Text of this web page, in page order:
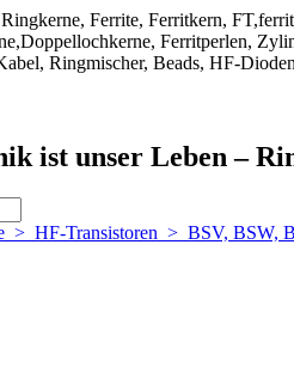
Ferrite, Ferritkern,
Ferritperlen,
Ringmischer, Beads, HF-
ist unser Leben –
> HF-Transistoren > BSV, BSW,